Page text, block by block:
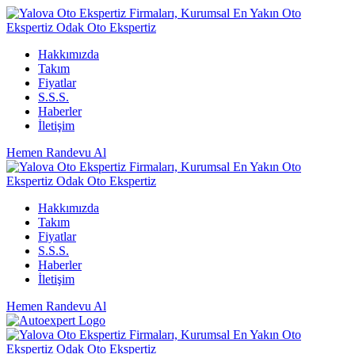
Hakkımızda
Takım
Fiyatlar
S.S.S.
Haberler
İletişim
Hemen Randevu Al
Hakkımızda
Takım
Fiyatlar
S.S.S.
Haberler
İletişim
Hemen Randevu Al